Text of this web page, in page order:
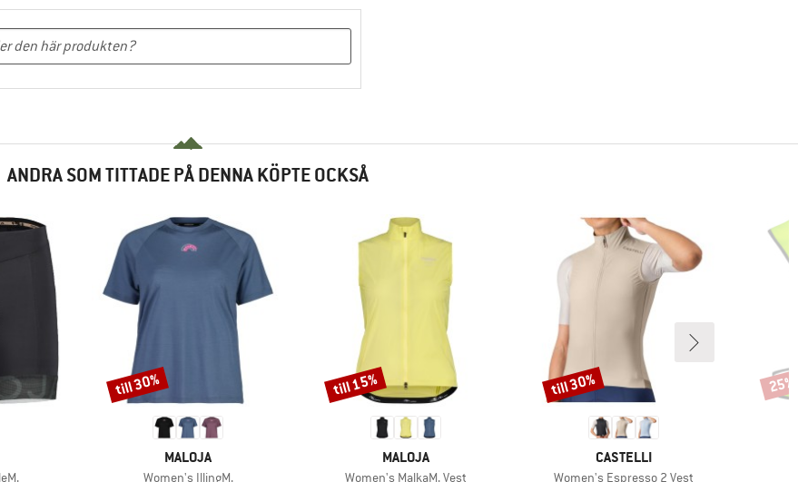
ANDRA SOM TITTADE PÅ DENNA KÖPTE OCKSÅ
VARUMÄRKE
MALOJA
Produkter
Women's IllingM.
Rabatt
till 30%
VARUMÄRKE
MALOJA
Produkter
Women's MalkaM. Vest
Rabatt
till 15%
VARUMÄRKE
CASTELLI
Produkter
Women's Espresso 2 Vest
Rabatt
till 30% 25%